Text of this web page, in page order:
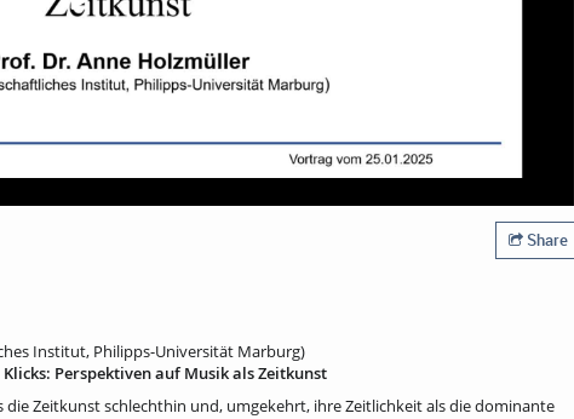
Share
Institut, Philipps-Universität Marburg)
Perspektiven auf Musik als Zeitkunst
Zeitkunst schlechthin und, umgekehrt, ihre Zeitlichkeit als die dominante